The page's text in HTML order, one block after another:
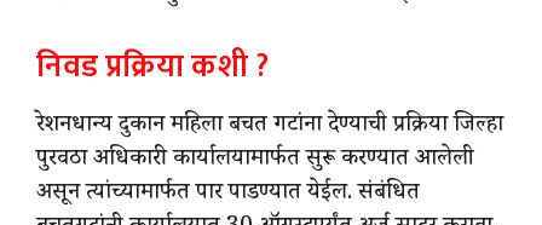
निवड प्रक्रिया कशी ?
रेशनधान्य दुकान महिला बचत गटांना देण्याची प्रक्रिया जिल्हा
पुरवठा अधिकारी कार्यालयामार्फत सुरू करण्यात आलेली
असून त्यांच्यामार्फत पार पाडण्यात येईल. संबंधित